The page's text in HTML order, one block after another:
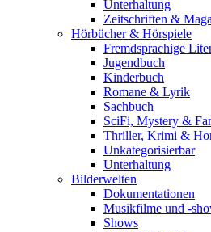
Unterhaltung
Zeitschriften &
Hörbücher & Hörspiele
Fremdsprachige
Jugendbuch
Kinderbuch
Romane & Lyrik
Sachbuch
SciFi, Mystery &
Thriller, Krimi &
Unkategorisierbar
Unterhaltung
Bilderwelten
Dokumentationen
Musikfilme und -
Shows